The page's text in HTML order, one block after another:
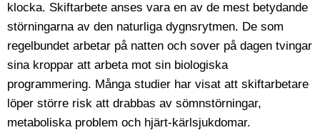
klocka. Skiftarbete anses vara en av de mest betydande
störningarna av den naturliga dygnsrytmen. De som
regelbundet arbetar på natten och sover på dagen tvingar
sina kroppar att arbeta mot sin biologiska
programmering. Många studier har visat att skiftarbetare
löper större risk att drabbas av sömnstörningar,
metaboliska problem och hjärt-kärlsjukdomar.